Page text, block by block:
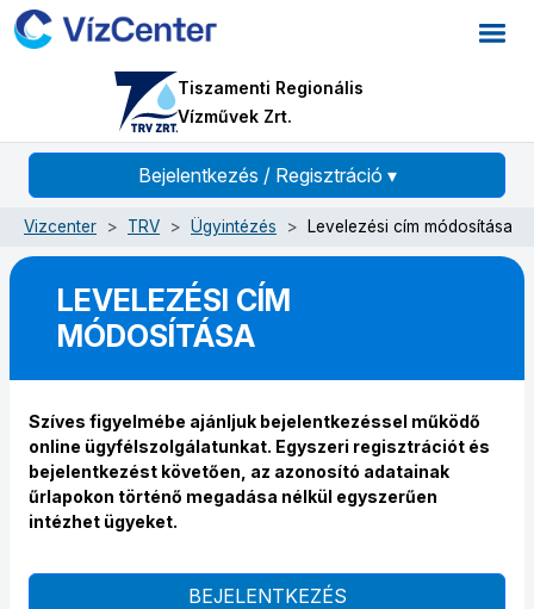
Tiszamenti Regionális
Vízművek Zrt.
Bejelentkezés / Regisztráció ▾
Vizcenter TRV Ügyintézés Levelezési cím módosítása
LEVELEZÉSI CÍM
MÓDOSÍTÁSA
Szíves figyelmébe ajánljuk bejelentkezéssel működő
online ügyfélszolgálatunkat. Egyszeri regisztrációt és
bejelentkezést követően, az azonosító adatainak
űrlapokon történő megadása nélkül egyszerűen
intézhet ügyeket.
BEJELENTKEZÉS